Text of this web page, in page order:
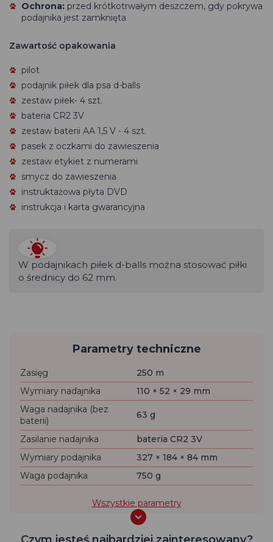
Ochrona: przed krótkotrwałym deszczem, gdy pokrywa
podajnika jest zamknięta
Zawartość opakowania
pilot
podajnik piłek dla psa d-balls
zestaw piłek- 4 szt.
bateria CR2 3V
zestaw baterii AA 1,5 V - 4 szt.
pasek z oczkami do zawieszenia
zestaw etykiet z numerami
smycz do zawieszenia
instruktażowa płyta DVD
instrukcja i karta gwarancyjna
W podajnikach piłek d-balls można stosować piłki
o średnicy do 62 mm.
Parametry techniczne
Zasięg
250 m
Wymiary nadajnika
110 × 52 × 29 mm
Waga nadajnika (bez
baterii)
63 g
Zasilanie nadajnika
bateria CR2 3V
Wymiary podajnika
327 × 184 × 84 mm
Waga podajnika
750 g
Wszystkie parametry